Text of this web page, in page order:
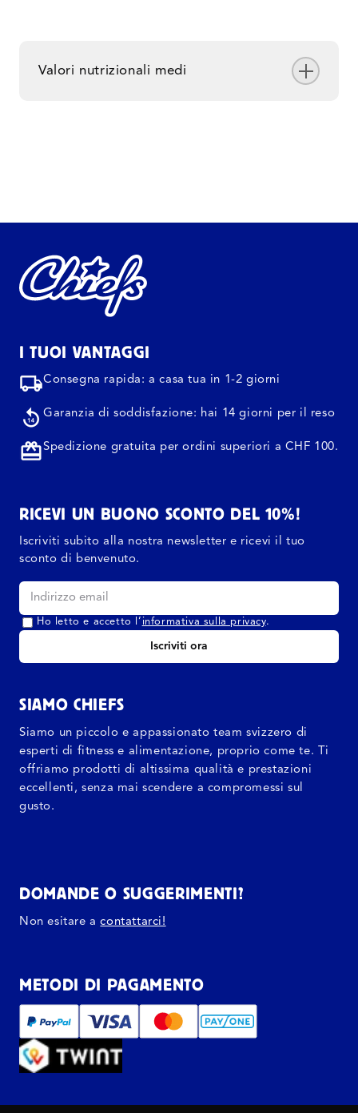
Valori nutrizionali medi
I TUOI VANTAGGI
Consegna rapida: a casa tua in 1-2 giorni
Garanzia di soddisfazione: hai 14 giorni per il reso
Spedizione gratuita per ordini superiori a CHF 100.
RICEVI UN BUONO SCONTO DEL 10%!
Iscriviti subito alla nostra newsletter e ricevi il tuo
sconto di benvenuto.
Ho letto e accetto l’ informativa sulla privacy.
Iscriviti ora
SIAMO CHIEFS
Siamo un piccolo e appassionato team svizzero di
esperti di fitness e alimentazione, proprio come te. Ti
offriamo prodotti di altissima qualità e prestazioni
eccellenti, senza mai scendere a compromessi sul
gusto.
DOMANDE O SUGGERIMENTI?
Non esitare acontattarci!
METODI DI PAGAMENTO